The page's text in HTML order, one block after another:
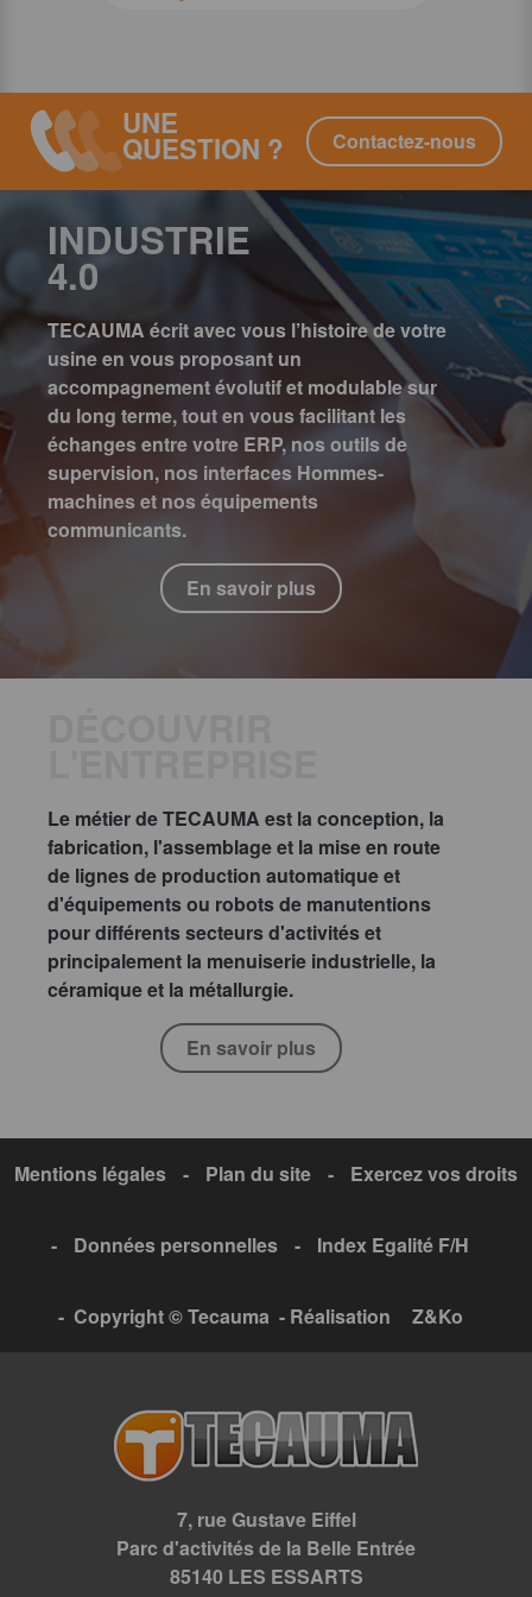
UNE
QUESTION ? Contactez-nous
INDUSTRIE
4.0
TECAUMA écrit avec vous l’histoire de votre
usine en vous proposant un
accompagnement évolutif et modulable sur
du long terme, tout en vous facilitant les
échanges entre votre ERP, nos outils de
supervision, nos interfaces Hommes-
machines et nos équipements
communicants.
En savoir plus
Le métier de TECAUMA est la conception, la
fabrication, l'assemblage et la mise en route
de lignes de production automatique et
d'équipements ou robots de manutentions
pour différents secteurs d'activités et
principalement la menuiserie industrielle, la
céramique et la métallurgie.
En savoir plus
Mentions légales - Plan du site - Exercez vos droits
- Données personnelles - Index Egalité F/H
- Copyright © Tecauma - Réalisation Z&Ko
7, rue Gustave Eiffel
Parc d'activités de la Belle Entrée
85140 LES ESSARTS